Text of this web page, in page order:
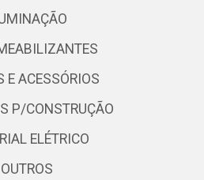
E ACESSÓRIOS
P/CONSTRUÇÃO
ELÉTRICO
OUTROS